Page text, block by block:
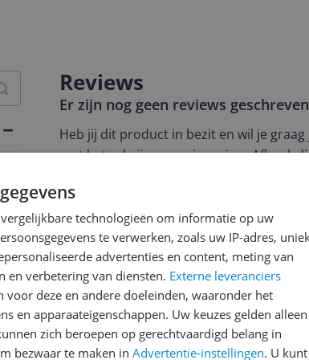
Reviews
Er zijn nog geen reviews geschreven
Heb jij dit product in bezit en wil je
met het schrijven van je review.
een review gemiddeld tussen de 3 en
andere bezoekers een betere keuze te
€250,-! Klik hier voor de actievoorwaarden.
Cijfer
Welk cijfer geef jij dit product?
5
4
3
2
1
Vraag
technologieën om informatie op uw
te verwerken, zoals uw IP-adres,
advertenties en content, meting van
en verbetering van diensten. Externe leveranciers
voor deze en andere doeleinden, waaronder het
en apparaateigenschappen. Uw keuzes gelden alleen
zich beroepen op gerechtvaardigd belang in
bezwaar te maken in Advertentie-instellingen. U kunt